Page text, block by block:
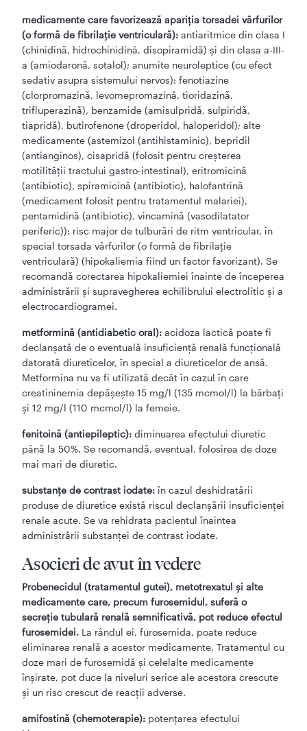
medicamente care favorizează apariţia torsadei vârfurilor
(o formă de fibrilaţie ventriculară): antiaritmice din clasa I
(chinidină, hidrochinidină, disopiramidă) şi din clasa a-III-
a (amiodaronă, sotalol); anumite neuroleptice (cu efect
sedativ asupra sistemului nervos): fenotiazine
(clorpromazină, levomepromazină, tioridazină,
trifluperazină), benzamide (amisulpridă, sulpiridă,
tiapridă), butirofenone (droperidol, haloperidol); alte
medicamente (astemizol (antihistaminic), bepridil
(antianginos), cisapridă (folosit pentru creşterea
motilităţii tractului gastro-intestinal), eritromicină
(antibiotic), spiramicină (antibiotic), halofantrină
(medicament folosit pentru tratamentul malariei),
pentamidină (antibiotic), vincamină (vasodilatator
periferic)): risc major de tulburări de ritm ventricular, în
special torsada vârfurilor (o formă de fibrilaţie
ventriculară) (hipokaliemia fiind un factor favorizant). Se
recomandă corectarea hipokaliemiei înainte de începerea
administrării şi supravegherea echilibrului electrolitic şi a
electrocardiogramei.
metformină (antidiabetic oral): acidoza lactică poate fi
declanşată de o eventuală insuficienţă renală funcţională
datorată diureticelor, în special a diureticelor de ansă.
Metformina nu va fi utilizată decât în cazul în care
creatininemia depăşeşte 15 mg/l (135 mcmol/l) la bărbaţi
şi 12 mg/l (110 mcmol/l) la femeie.
fenitoină (antiepileptic): diminuarea efectului diuretic
până la 50%. Se recomandă, eventual, folosirea de doze
mai mari de diuretic.
substanţe de contrast iodate: în cazul deshidratării
produse de diuretice există riscul declanşării insuficienţei
renale acute. Se va rehidrata pacientul înaintea
administrării substanţei de contrast iodate.
Asocieri de avut în vedere
Probenecidul (tratamentul gutei), metotrexatul şi alte
medicamente care, precum furosemidul, suferă o
secreţie tubulară renală semnificativă, pot reduce efectul
furosemidei. La rândul ei, furosemida, poate reduce
eliminarea renală a acestor medicamente. Tratamentul cu
doze mari de furosemidă şi celelalte medicamente
înşirate, pot duce la niveluri serice ale acestora crescute
şi un risc crescut de reacţii adverse.
amifostină (chemoterapie): potenţarea efectului